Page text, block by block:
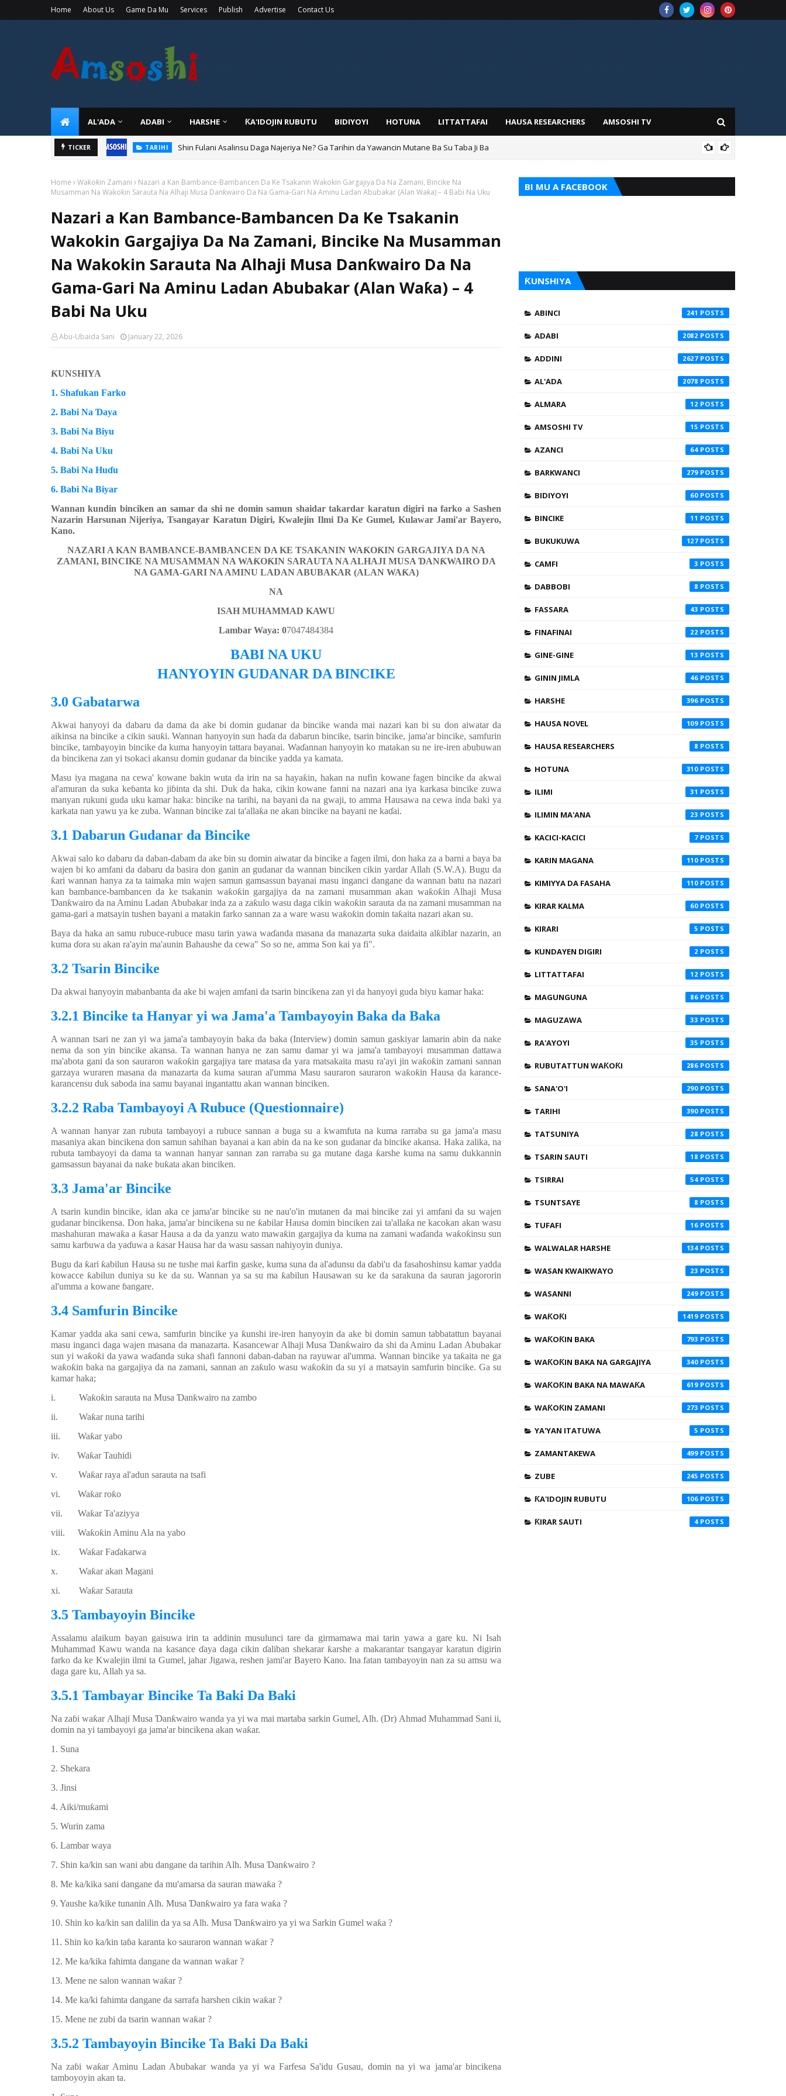
Home About Us Game Da Mu Services Publish Advertise Contact Us
AL'ADA ADABI HARSHE ƘA'IDOJIN RUBUTU BIDIYOYI HOTUNA LITTATTAFAI HAUSA RESEARCHERS AMSOSHI TV
TICKER TARIHI Shin Fulani Asalinsu Daga Najeriya Ne? Ga Tarihin da Yawancin Mutane Ba Su Taba Ji Ba
Home Waƙoƙin Zamani
Nazari a Kan Bambance-Bambancen Da Ke Tsakanin Wakokin Gargajiya Da Na Zamani, Bincike Na
Musamman Na Wakokin Sarauta Na Alhaji Musa Danƙwairo Da Na Gama-Gari Na Aminu Ladan Abubakar (Alan Waƙa) – 4 Babi Na Uku
Nazari a Kan Bambance-Bambancen Da Ke Tsakanin
Wakokin Gargajiya Da Na Zamani, Bincike Na Musamman
Na Wakokin Sarauta Na Alhaji Musa Danƙwairo Da Na
Gama-Gari Na Aminu Ladan Abubakar (Alan Waƙa) – 4
Babi Na Uku
Abu-Ubaida Sani January 22, 2026
ƘUNSHIYA
1. Shafukan Farko
2. Babi Na Ɗaya
3. Babi Na Biyu
4. Babi Na Uku
5. Babi Na Huɗu
6. Babi Na Biyar
Wannan kundin binciken an samar da shi ne domin samun shaidar takardar karatun digiri na farko a Sashen
Nazarin Harsunan Nijeriya, Tsangayar Karatun Digiri, Kwalejin Ilmi Da Ke Gumel, Kulawar Jami'ar Bayero,
Kano.
NAZARI A KAN BAMBANCE-BAMBANCEN DA KE TSAKANIN WAƘOƘIN GARGAJIYA DA NA
ZAMANI, BINCIKE NA MUSAMMAN NA WAƘOƘIN SARAUTA NA ALHAJI MUSA ƊANƘWAIRO DA
NA GAMA-GARI NA AMINU LADAN ABUBAKAR (ALAN WAƘA)
NA
ISAH MUHAMMAD KAWU
Lambar Waya: 07047484384
BABI NA UKU
HANYOYIN GUDANAR DA BINCIKE
3.0 Gabatarwa
Akwai hanyoyi da dabaru da dama da ake bi domin gudanar da bincike wanda mai nazari kan bi su don aiwatar da
aikinsa na bincike a cikin sauƙi. Wannan hanyoyin sun haɗa da dabarun bincike, tsarin bincike, jama'ar bincike, samfurin
bincike, tambayoyin bincike da kuma hanyoyin tattara bayanai. Waɗannan hanyoyin ko matakan su ne ire-iren abubuwan
da bincikena zan yi tsokaci akansu domin gudanar da bincike yadda ya kamata.
Masu iya magana na cewa' kowane bakin wuta da irin na sa hayaƙin, hakan na nufin kowane fagen bincike da akwai
al'amuran da suka keɓanta ko jiɓinta da shi. Duk da haka, cikin kowane fanni na nazari ana iya karkasa bincike zuwa
manyan rukuni guda uku kamar haka: bincike na tarihi, na bayani da na gwaji, to amma Hausawa na cewa inda baki ya
karkata nan yawu ya ke zuba. Wannan bincike zai ta'allaƙa ne akan bincike na bayani ne kaɗai.
3.1 Dabarun Gudanar da Bincike
Akwai salo ko dabaru da daban-dabam da ake bin su domin aiwatar da bincike a fagen ilmi, don haka za a barni a baya ba
wajen bi ko amfani da dabaru da basira don ganin an gudanar da wannan binciken cikin yardar Allah (S.W.A). Bugu da
ƙari wannan hanya za ta taimaka min wajen samun gamsassun bayanai masu inganci dangane da wannan batu na nazari
kan bambance-bambancen da ke tsakanin waƙoƙin gargajiya da na zamani musamman akan waƙoƙin Alhaji Musa
Ɗanƙwairo da na Aminu Ladan Abubakar inda za a zaƙulo wasu daga cikin waƙoƙin sarauta da na zamani musamman na
gama-gari a matsayin tushen bayani a matakin farko sannan za a ware wasu waƙoƙin domin taƙaita nazari akan su.
Baya da haka an samu rubuce-rubuce masu tarin yawa waɗanda masana da manazarta suka daidaita alƙiblar nazarin, an
kuma ɗora su akan ra'ayin ma'aunin Bahaushe da cewa" So so ne, amma Son kai ya fi".
3.2 Tsarin Bincike
Da akwai hanyoyin mabanbanta da ake bi wajen amfani da tsarin bincikena zan yi da hanyoyi guda biyu kamar haka:
3.2.1 Bincike ta Hanyar yi wa Jama'a Tambayoyin Baka da Baka
A wannan tsari ne zan yi wa jama'a tambayoyin baka da baka (Interview) domin samun gaskiyar lamarin abin da nake
nema da son yin bincike akansa. Ta wannan hanya ne zan samu damar yi wa jama'a tambayoyi musamman dattawa
ma'abota gani da son sauraron waƙoƙin gargajiya tare matasa da yara matsakaita masu ra'ayi jin waƙoƙin zamani sannan
garzaya wuraren masana da manazarta da kuma sauran al'umma Masu sauraron sauraron waƙoƙin Hausa da karance-
karancensu duk saboda ina samu bayanai ingantattu akan wannan binciken.
3.2.2 Raba Tambayoyi A Rubuce (Questionnaire)
A wannan hanyar zan rubuta tambayoyi a rubuce sannan a buga su a kwamfuta na kuma rarraba su ga jama'a masu
masaniya akan bincikena don samun sahihan bayanai a kan abin da na ke son gudanar da bincike akansa. Haka zalika, na
rubuta tambayoyi da dama ta wannan hanyar sannan zan rarraba su ga mutane daga ƙarshe kuma na samu dukkannin
gamsassun bayanai da nake buƙata akan binciken.
3.3 Jama'ar Bincike
A tsarin kundin bincike, idan aka ce jama'ar bincike su ne nau'o'in mutanen da mai bincike zai yi amfani da su wajen
gudanar bincikensa. Don haka, jama'ar bincikena su ne ƙabilar Hausa domin binciken zai ta'allaƙa ne kacokan akan wasu
mashahuran mawaƙa a ƙasar Hausa a da da yanzu wato mawaƙin gargajiya da kuma na zamani waɗanda waƙoƙinsu sun
samu karɓuwa da yaɗuwa a ƙasar Hausa har da wasu sassan nahiyoyin duniya.
Bugu da ƙari ƙabilun Hausa su ne tushe mai ƙarfin gaske, kuma suna da al'adunsu daɗabi'u da fasahoshinsu kamar yadda
kowacce ƙabilun duniya su ke da su. Wannan ya sa su ma ƙabilun Hausawan su ke da sarakuna da sauran jagororin
al'umma a kowane ɓangare.
3.4 Samfurin Bincike
Kamar yadda aka sani cewa, samfurin bincike ya ƙunshi ire-iren hanyoyin da ake bi domin samun tabbatattun bayanai
masu inganci daga wajen masana da manazarta. Kasancewar Alhaji MusaƊanƙwairo da shi da Aminu Ladan Abubakar
sun yi waƙoƙi da yawa waɗanda suka shafi fannoni daban-daban na rayuwar al'umma. Wannan bincike ya taƙaita ne ga
waƙoƙin baka na gargajiya da na zamani, sannan an zaƙulo wasu waƙoƙin da su yi a matsayin samfurin bincike. Ga su
kamar haka;
i.
Waƙoƙin sarauta na Musa Ɗanƙwairo na zambo
ii.
Waƙar nuna tarihi
iii.
Waƙar yabo
iv.
Waƙar Tauhidi
v.
Waƙar raya al'adun sarauta na tsafi
vi.
Waƙar roƙo
vii.
Waƙar Ta'aziyya
viii.
Waƙoƙin Aminu Ala na yabo
ix.
Waƙar Faɗakarwa
x.
Waƙar akan Magani
xi.
Waƙar Sarauta
3.5 Tambayoyin Bincike
Assalamu alaikum bayan gaisuwa irin ta addinin musulunci tare da girmamawa mai tarin yawa a gare ku. Ni Isah
Muhammad Kawu wanda na kasance ɗaya daga cikinɗaliban shekarar ƙarshe a makarantar tsangayar karatun digirin
farko da ke Kwalejin ilmi ta Gumel, jahar Jigawa, reshen jami'ar Bayero Kano. Ina fatan tambayoyin nan za su amsu wa
daga gare ku, Allah ya sa.
3.5.1 Tambayar Bincike Ta Baki Da Baki
Na zaɓi waƙar Alhaji Musa Ɗanƙwairo wanda ya yi wa mai martaba sarkin Gumel, Alh. (Dr) Ahmad Muhammad Sani ii,
domin na yi tambayoyi ga jama'ar bincikena akan waƙar.
1. Suna
2. Shekara
3. Jinsi
4. Aiki/muƙami
5. Wurin zama
6. Lambar waya
7. Shin ka/kin san wani abu dangane da tarihin Alh. Musa Ɗanƙwairo ?
8. Me ka/kika sani dangane da mu'amarsa da sauran mawaƙa ?
9. Yaushe ka/kike tunanin Alh. Musa Ɗanƙwairo ya fara waƙa ?
10. Shin ko ka/kin san dalilin da ya sa Alh. Musa Ɗanƙwairo ya yi wa Sarkin Gumel waƙa ?
11. Shin ko ka/kin taɓa karanta ko sauraron wannan waƙar ?
12. Me ka/kika fahimta dangane da wannan waƙar ?
13. Mene ne salon wannan waƙar ?
14. Me ka/ki fahimta dangane da sarrafa harshen cikin waƙar ?
15. Mene ne zubi da tsarin wannan waƙar ?
3.5.2 Tambayoyin Bincike Ta Baki Da Baki
Na zaɓi waƙar Aminu Ladan Abubakar wanda ya yi wa Farfesa Sa'idu Gusau, domin na yi wa jama'ar bincikena
tamboyoyin akan ta.
BI MU A FACEBOOK
ƘUNSHIYA
ABINCI 241
ADABI 2082
ADDINI 2627
AL'ADA 2078
ALMARA 12
AMSOSHI TV 15
AZANCI 64
BARKWANCI 279
BIDIYOYI 60
BINCIKE 11
BUKUKUWA 127
CAMFI 3
DABBOBI 8
FASSARA 43
FINAFINAI 22
GINE-GINE 13
GININ JIMLA 46
HARSHE 396
HAUSA NOVEL 109
HAUSA RESEARCHERS 8
HOTUNA 310
ILIMI 31
ILIMIN MA'ANA 23
KACICI-KACICI 7
KARIN MAGANA 110
KIMIYYA DA FASAHA 110
KIRAR KALMA 60
KIRARI 5
KUNDAYEN DIGIRI 2
LITTATTAFAI 12
MAGUNGUNA 86
MAGUZAWA 33
RA'AYOYI 35
RUBUTATTUN WAƘOƘI 286
SANA'O'I 290
TARIHI 390
TATSUNIYA 28
TSARIN SAUTI 18
TSIRRAI 54
TSUNTSAYE 8
TUFAFI 16
WALWALAR HARSHE 134
WASAN KWAIKWAYO 23
WASANNI 249
WAƘOƘI 1419
WAƘOƘIN BAKA 793
WAƘOƘIN BAKA NA GARGAJIYA 340
WAƘOƘIN BAKA NA MAWAƘA 619
WAƘOƘIN ZAMANI 273
YA'YAN ITATUWA 5
ZAMANTAKEWA 499
ZUBE 245
ƘA'IDOJIN RUBUTU 106
ƘIRAR SAUTI 4